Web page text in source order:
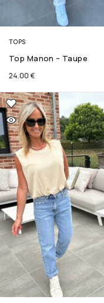
TOPS
Top Manon – Taupe
24.00 €